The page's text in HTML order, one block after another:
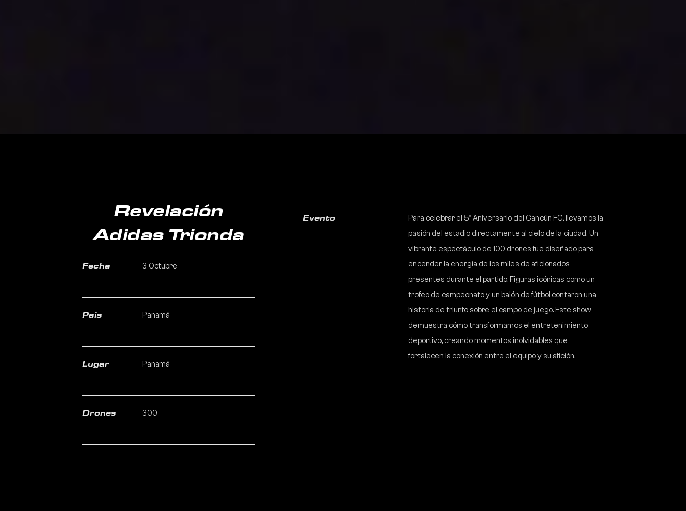
Revelación
Adidas Trionda
Fecha 3 Octubre
Pais Panamá
Lugar Panamá
Drones 300
Evento
Para celebrar el 5º Aniversario del Cancún FC, llevamos la
pasión del estadio directamente al cielo de la ciudad. Un
vibrante espectáculo de 100 drones fue diseñado para
encender la energía de los miles de aficionados
presentes durante el partido. Figuras icónicas como un
trofeo de campeonato y un balón de fútbol contaron una
historia de triunfo sobre el campo de juego. Este show
demuestra cómo transformamos el entretenimiento
deportivo, creando momentos inolvidables que
fortalecen la conexión entre el equipo y su afición.